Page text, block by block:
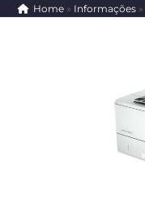
Home» Informações »